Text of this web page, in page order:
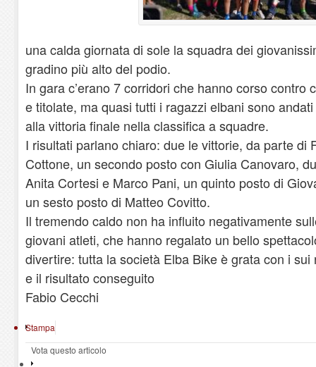
una calda giornata di sole la squadra dei
gradino più alto del podio.
In gara c’erano 7 corridori che hanno corso contro
e titolate, ma quasi tutti i ragazzi elbani sono
alla vittoria finale nella classifica a squadre.
I risultati parlano chiaro: due le vittorie, da parte di
Cottone, un secondo posto con Giulia Canovaro,
Anita Cortesi e Marco Pani, un quinto posto di
un sesto posto di Matteo Covitto.
Il tremendo caldo non ha influito negativamente
giovani atleti, che hanno regalato un bello
divertire: tutta la società Elba Bike è grata con i
e il risultato conseguito
Fabio Cecchi
Stampa
Vota questo articolo